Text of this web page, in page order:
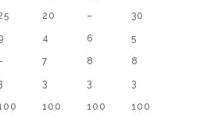
20 – 30
4 6 5
7 8 8
3 3 3
100 100 100